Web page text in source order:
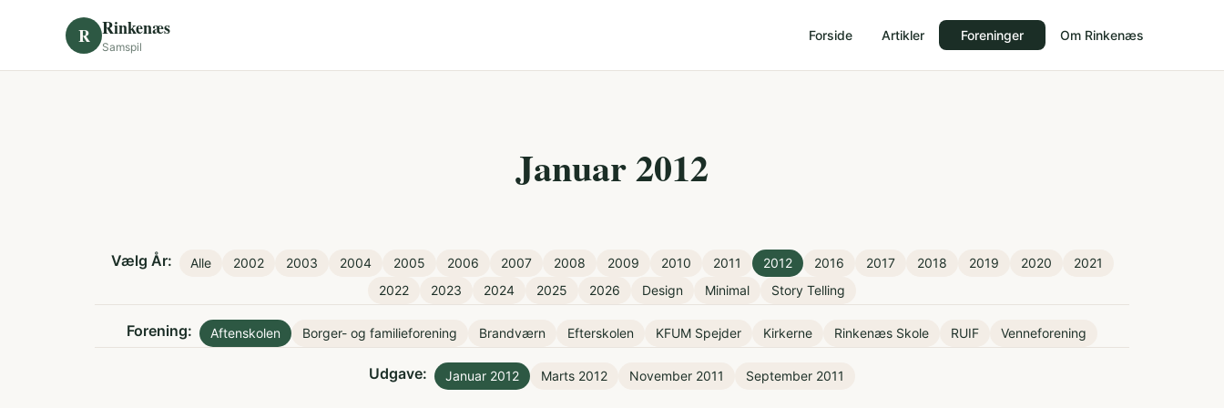
R Rinkenæs
Samspil
Forside Artikler Foreninger Om Rinkenæs
Januar 2012
Vælg År: Alle 2002 2003 2004 2005 2006 2007 2008 2009 2010 2011 2012 2016 2017 2018 2019 2020
2021
2022
2023 2024 2025 2026 Design Minimal Story Telling
Forening: Aftenskolen Borger- og familieforening Brandværn Efterskolen KFUM Spejder Kirkerne Rinkenæs Skole RUIF Venneforening
Udgave: Januar 2012 Marts 2012 November 2011 September 2011